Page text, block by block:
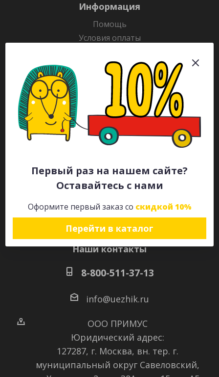
Первый раз на нашем сайте?
Оставайтесь с нами
Оформите первый заказ со скидкой 10%
Перейти в каталог
Информация
Помощь
Условия оплаты
Гарантия на товар
Раскраски
Рекламодателям
Каталог
Будьте всегда в курсе!
Наши контакты
8-800-511-37-13
info@uezhik.ru
ООО ПРИМУС
Юридический адрес:
127287, г. Москва, вн. тер. г.
муниципальный округ Савеловский,